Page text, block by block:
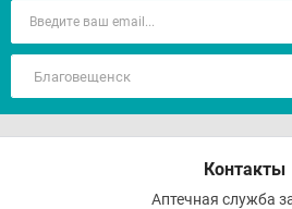
Контакты
Аптечная служба